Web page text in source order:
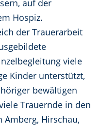
auf der
Hospiz.
der Trauerarbeit
viele
Kinder unterstützt,
bewältigen
Trauernde in den
Hirschau,